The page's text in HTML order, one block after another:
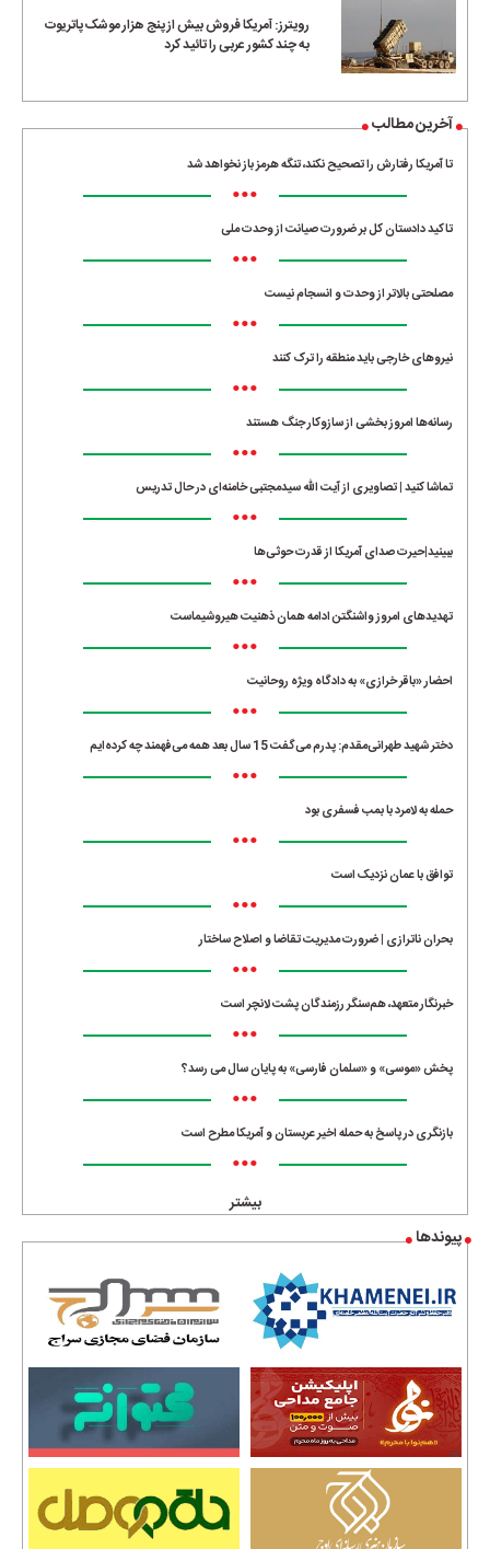
رویترز: آمریکا فروش بیش از پنج هزار موشک پاتریوت
به چند کشور عربی را تائید کرد
آخرین مطالب
تا آمریکا رفتارش را تصحیح نکند، تنگه هرمز باز نخواهد شد
•••
تاکید دادستان کل بر ضرورت صیانت از وحدت ملی
•••
مصلحتی بالاتر از وحدت و انسجام نیست
•••
نیروهای خارجی باید منطقه را ترک کنند
•••
رسانه‌ها امروز بخشی از سازوکار جنگ هستند
•••
تماشا کنید | تصاویری از آیت الله سیدمجتبی خامنه‌ای در حال تدریس
•••
ببینید|حیرت صدای آمریکا از قدرت حوثی‌ها
•••
تهدیدهای امروز واشنگتن ادامه همان ذهنیت هیروشیماست
•••
احضار «باقر خرازی» به دادگاه ویژه روحانیت
•••
دختر شهید طهرانی‌مقدم: پدرم می‌گفت 15 سال بعد همه می‌فهمند چه کرده‌ایم
•••
حمله به لامرد با بمب فسفری بود
•••
توافق با عمان نزدیک است
•••
بحران ناترازی | ضرورت مدیریت تقاضا و اصلاح ساختار
•••
خبرنگار متعهد، هم‌سنگر رزمندگان پشت لانچر است
•••
پخش «موسی» و «سلمان فارسی» به پایان سال می رسد؟
•••
بازنگری در پاسخ به حمله اخیر عربستان و آمریکا مطرح است
•••
بیشتر
پیوندها